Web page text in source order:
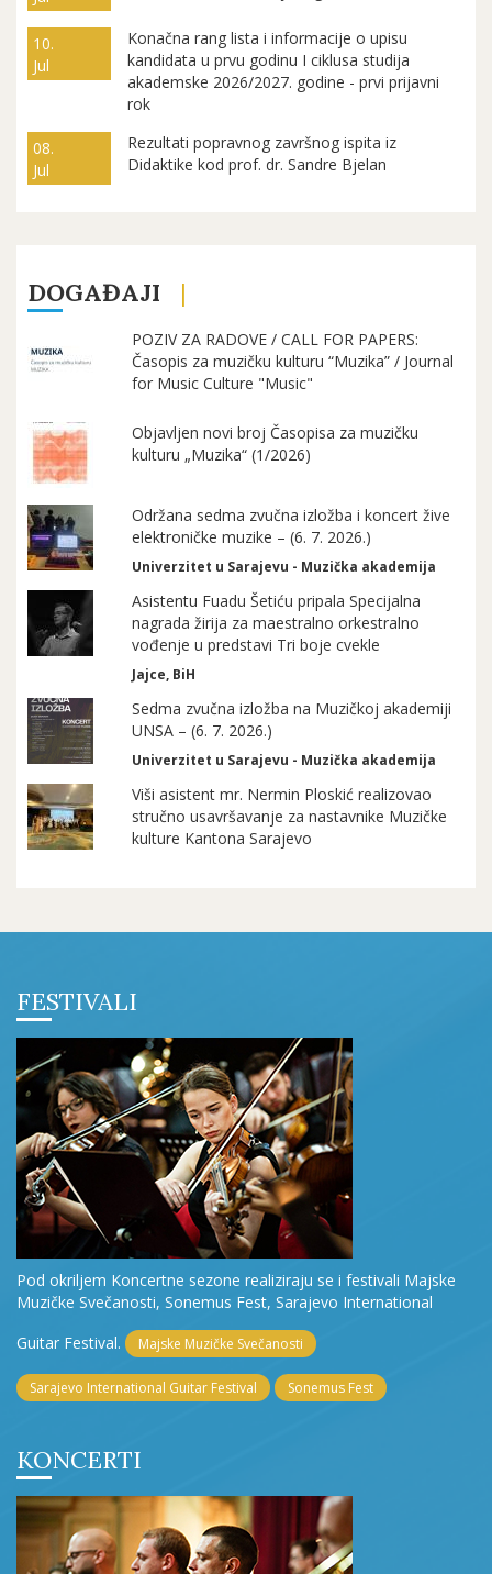
10.
Jul
Konačna rang lista i informacije o upisu
kandidata u prvu godinu I ciklusa studija
akademske 2026/2027. godine - prvi prijavni
rok
08.
Jul
Rezultati popravnog završnog ispita iz
Didaktike kod prof. dr. Sandre Bjelan
DOGAĐAJI
POZIV ZA RADOVE / CALL FOR PAPERS:
Časopis za muzičku kulturu “Muzika” / Journal
for Music Culture "Music"
Objavljen novi broj Časopisa za muzičku
kulturu „Muzika“ (1/2026)
Održana sedma zvučna izložba i koncert žive
elektroničke muzike – (6. 7. 2026.)
Univerzitet u Sarajevu - Muzička akademija
Asistentu Fuadu Šetiću pripala Specijalna
nagrada žirija za maestralno orkestralno
vođenje u predstavi Tri boje cvekle
Jajce, BiH
Sedma zvučna izložba na Muzičkoj akademiji
UNSA – (6. 7. 2026.)
Univerzitet u Sarajevu - Muzička akademija
Viši asistent mr. Nermin Ploskić realizovao
stručno usavršavanje za nastavnike Muzičke
kulture Kantona Sarajevo
FESTIVALI
Pod okriljem Koncertne sezone realiziraju se i festivali Majske
Muzičke Svečanosti, Sonemus Fest, Sarajevo International
Guitar Festival.
Majske Muzičke Svečanosti
Sarajevo International Guitar Festival Sonemus Fest
KONCERTI